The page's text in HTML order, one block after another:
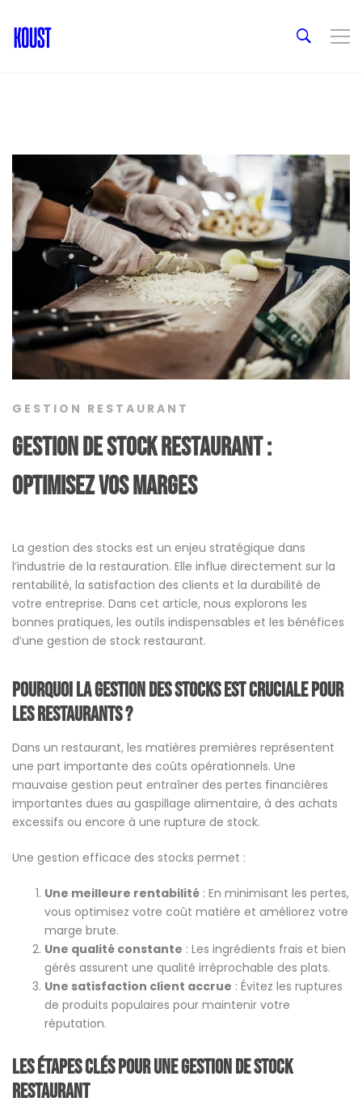
GESTION RESTAURANT
Gestion de stock restaurant :
Optimisez vos marges
La gestion des stocks est un enjeu stratégique dans
l’industrie de la restauration. Elle influe directement sur la
rentabilité, la satisfaction des clients et la durabilité de
votre entreprise. Dans cet article, nous explorons les
bonnes pratiques, les outils indispensables et les bénéfices
d’une gestion de stock restaurant.
Pourquoi la gestion des stocks est cruciale pour
les restaurants ?
Dans un restaurant, les matières premières représentent
une part importante des coûts opérationnels. Une
mauvaise gestion peut entraîner des pertes financières
importantes dues au gaspillage alimentaire, à des achats
excessifs ou encore à une rupture de stock.
Une gestion efficace des stocks permet :
Une meilleure rentabilité : En minimisant les pertes,
vous optimisez votre coût matière et améliorez votre
marge brute.
Une qualité constante : Les ingrédients frais et bien
gérés assurent une qualité irréprochable des plats.
Une satisfaction client accrue : Évitez les ruptures
de produits populaires pour maintenir votre
réputation.
Les étapes clés pour une gestion de stock
restaurant